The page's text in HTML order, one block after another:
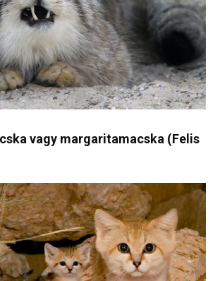
vagy margaritamacska (Felis